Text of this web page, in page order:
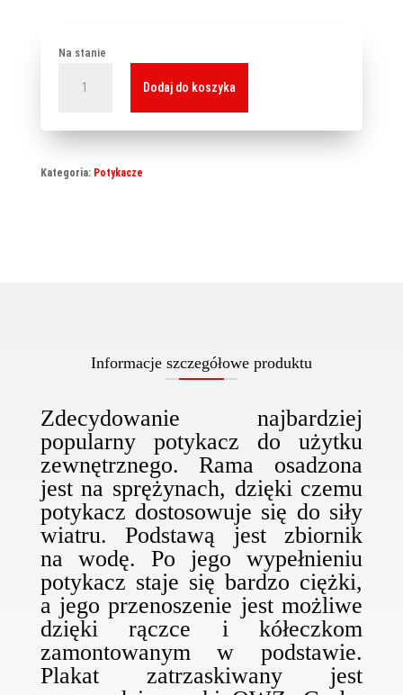
Na stanie
Potykacz
srebrny
A1
Dodaj do koszyka
Kategoria: Potykacze
Informacje szczegółowe produktu
Zdecydowanie najbardziej
popularny potykacz do użytku
zewnętrznego. Rama osadzona
jest na sprężynach, dzięki czemu
potykacz dostosowuje się do siły
wiatru. Podstawą jest zbiornik
na wodę. Po jego wypełnieniu
potykacz staje się bardzo ciężki,
a jego przenoszenie jest możliwe
dzięki rączce i kółeczkom
zamontowanym w podstawie.
Plakat zatrzaskiwany jest